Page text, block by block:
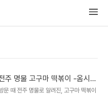
주 명물 고구마 떡볶이 -옴시롱
때 전주 명물로 알려진, 고구마 떡볶이